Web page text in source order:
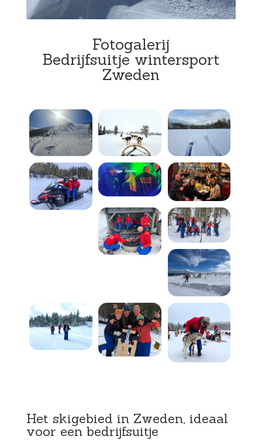
Fotogalerij
Bedrijfsuitje wintersport
Zweden
Het skigebied in Zweden, ideaal
voor een bedrijfsuitje